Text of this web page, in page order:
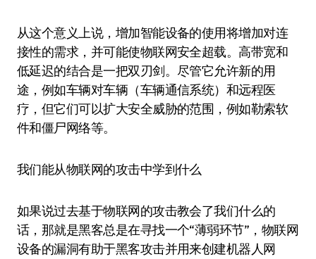
从这个意义上说，增加智能设备的使用将增加对连
接性的需求，并可能使物联网安全超载。高带宽和
低延迟的结合是一把双刃剑。尽管它允许新的用
途，例如车辆对车辆（车辆通信系统）和远程医
疗，但它们可以扩大安全威胁的范围，例如勒索软
件和僵尸网络等。
我们能从物联网的攻击中学到什么
如果说过去基于物联网的攻击教会了我们什么的
话，那就是黑客总是在寻找一个“薄弱环节”，物联网
设备的漏洞有助于黑客攻击并用来创建机器人网